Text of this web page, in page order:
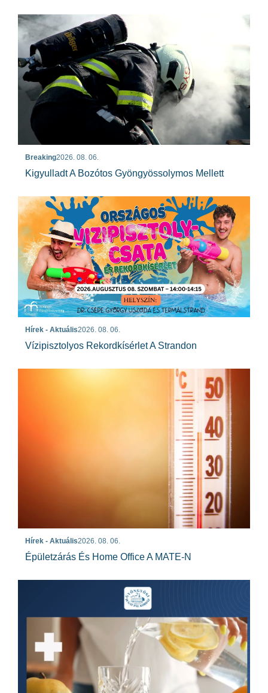
Breaking2026. 08. 06.
Kigyulladt A Bozótos Gyöngyössolymos Mellett
Hírek - Aktuális2026. 08. 06.
Vízipisztolyos Rekordkísérlet A Strandon
Hírek - Aktuális2026. 08. 06.
Épületzárás És Home Office A MATE-N